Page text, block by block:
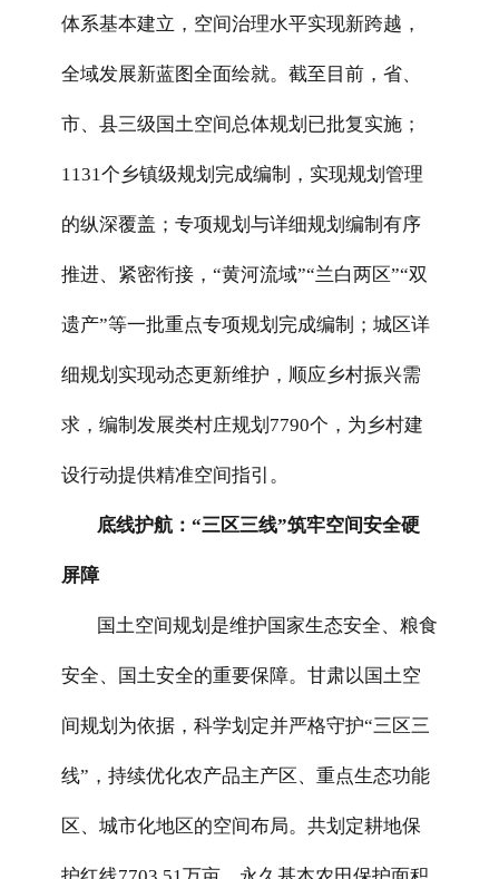
体系基本建立，空间治理水平实现新跨越，
全域发展新蓝图全面绘就。截至目前，省、
市、县三级国土空间总体规划已批复实施；
1131个乡镇级规划完成编制，实现规划管理
的纵深覆盖；专项规划与详细规划编制有序
推进、紧密衔接，“黄河流域”“兰白两区”“双
遗产”等一批重点专项规划完成编制；城区详
细规划实现动态更新维护，顺应乡村振兴需
求，编制发展类村庄规划7790个，为乡村建
设行动提供精准空间指引。
底线护航：“三区三线”筑牢空间安全硬
屏障
国土空间规划是维护国家生态安全、粮食
安全、国土安全的重要保障。甘肃以国土空
间规划为依据，科学划定并严格守护“三区三
线”，持续优化农产品主产区、重点生态功能
区、城市化地区的空间布局。共划定耕地保